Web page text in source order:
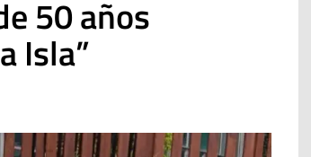
de cada díaBlog De paso…
Blog Eutopía
Viñeta
50 años
Isla”